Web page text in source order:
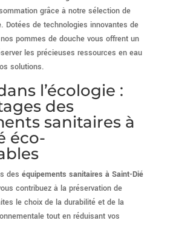
grâce à notre sélection de
. Dotées de technologies innovantes de
pommes de douche vous offrent un
les précieuses ressources en eau
solutions.
l’écologie :
des
sanitaires à
éco-
des équipements sanitaires à Saint-Dié
contribuez à la préservation de
le choix de la durabilité et de la
tout en réduisant vos